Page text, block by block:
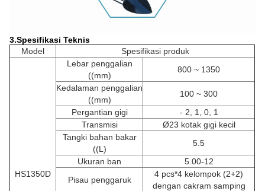
3.Spesifikasi Teknis
Model
Spesifikasi produk
HS1350D
Lebar penggalian
((mm)
800 ~ 1350
Kedalaman penggalian
((mm)
100 ~ 300
Pergantian gigi
- 2, 1, 0, 1
Transmisi
Ø23 kotak gigi kecil
Tangki bahan bakar
((L)
5.5
Ukuran ban
5.00-12
Pisau penggaruk
4 pcs*4 kelompok (2+2)
dengan cakram samping